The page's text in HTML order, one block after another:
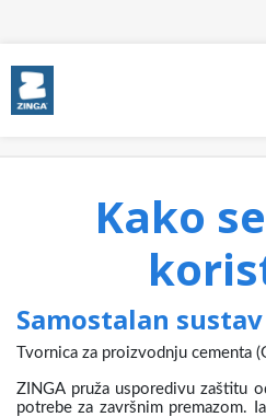
Kako
Samostalan sustav
Tvornica za proizvodnju cementa
ZINGA pruža usporedivu zaštitu
potrebe za završnim premazom.